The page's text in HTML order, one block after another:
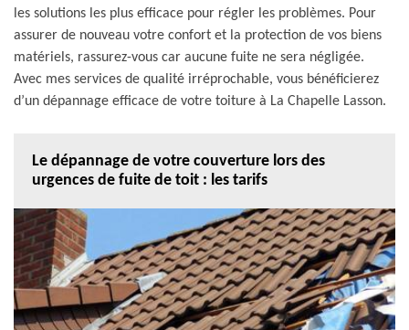
les solutions les plus efficace pour régler les problèmes. Pour
assurer de nouveau votre confort et la protection de vos biens
matériels, rassurez-vous car aucune fuite ne sera négligée.
Avec mes services de qualité irréprochable, vous bénéficierez
d’un dépannage efficace de votre toiture à La Chapelle Lasson.
Le dépannage de votre couverture lors des
urgences de fuite de toit : les tarifs